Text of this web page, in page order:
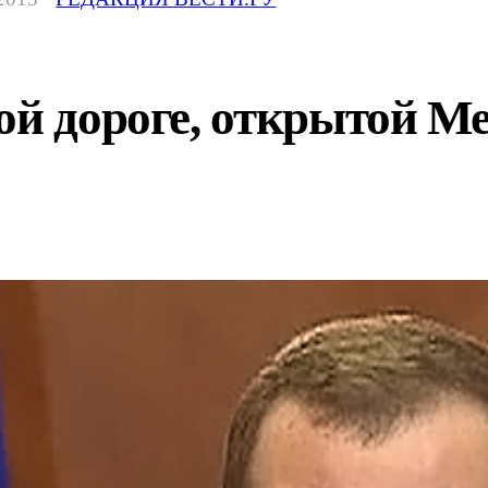
дороге, открытой